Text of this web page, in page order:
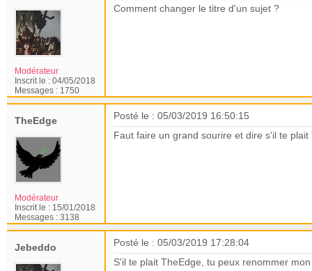
Modérateur
Inscrit le : 04/05/2018
Messages : 1750
Comment changer le titre d'un sujet ?
TheEdge
Modérateur
Inscrit le : 15/01/2018
Messages : 3138
Posté le : 05/03/2019 16:50:15
Faut faire un grand sourire et dire s'il te
Jebeddo
Posté le : 05/03/2019 17:28:04
S'il te plait TheEdge, tu peux renommer